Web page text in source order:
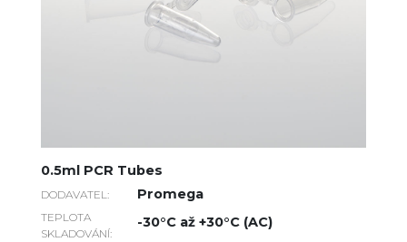
0.5ml PCR Tubes
DODAVATEL: Promega
TEPLOTA
SKLADOVÁNÍ:
-30°C až +30°C (AC)